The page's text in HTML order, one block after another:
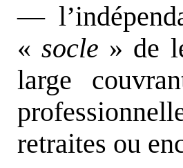
—
« socle » de
large
retraites ou